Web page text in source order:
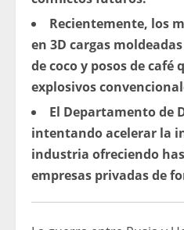
Recientemente, los
en 3D cargas
de coco y posos de café
explosivos
El Departamento de
intentando acelerar la
industria ofreciendo
empresas privadas de